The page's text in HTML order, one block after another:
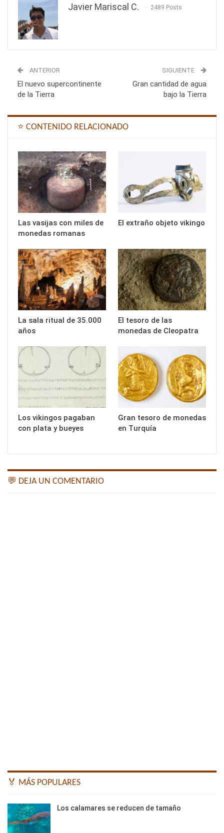
Javier Mariscal C. 2489 Posts
ANTERIOR
El nuevo supercontinente
de la Tierra
SIGUIENTE
Gran cantidad de agua
bajo la Tierra
⭐ CONTENIDO RELACIONADO
Las vasijas con miles de
monedas romanas
El extraño objeto vikingo
La sala ritual de 35.000
años
El tesoro de las
monedas de Cleopatra
Los vikingos pagaban
con plata y bueyes
Gran tesoro de monedas
en Turquía
💬 DEJA UN COMENTARIO
🏅 MÁS POPULARES
Los calamares se reducen de tamaño